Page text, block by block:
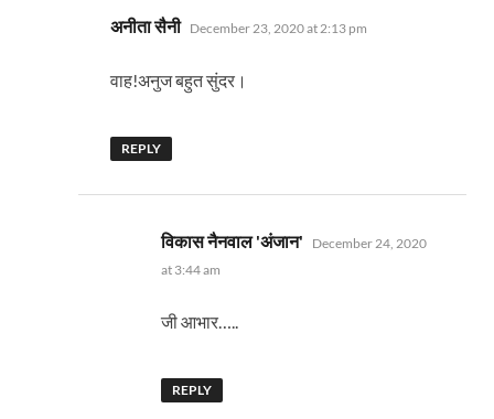
अनीता सैनी says:
December 23, 2020 at 2:13 pm
वाह!अनुज बहुत सुंदर।
REPLY
विकास नैनवाल 'अंजान' says:
December 24, 2020
at 3:44 am
जी आभार…..
REPLY